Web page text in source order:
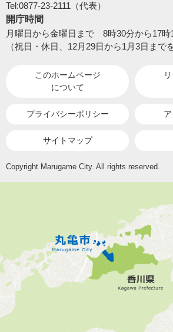
Tel:0877-23-2111（代表）
開庁時間
月曜日から金曜日まで 8時30分から17時
（祝日・休日、12月29日から1月3日まで
このホームページ
について
プライバシーポリシー
サイトマップ
Copyright Marugame City. All rights reserved.